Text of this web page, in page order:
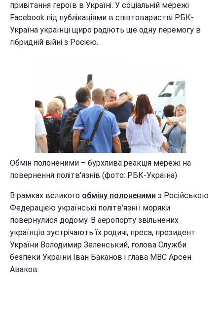
привітання героїв в Україні. У соціальній мережі
Facebook під публікаціями в співтоваристві РБК-
Україна українці щиро радіють ще одну перемогу в
гібридній війні з Росією.
Обмін полоненими – бурхлива реакція мережі на
повернення політв'язнів (фото: РБК-Україна)
В рамках великого обміну полоненими з Російською
Федерацією українські політв'язні і моряки
повернулися додому. В аеропорту звільнених
українців зустрічають їх родичі, преса, президент
України Володимир Зеленський, голова Служби
безпеки України Іван Баканов і глава МВС Арсен
Аваков.